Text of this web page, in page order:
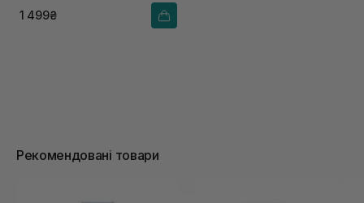
1 499₴
Рекомендовані товари